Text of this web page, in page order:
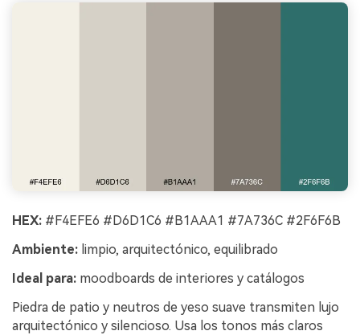
HEX: #F4EFE6 #D6D1C6 #B1AAA1 #7A736C #2F6F6B
Ambiente: limpio, arquitectónico, equilibrado
Ideal para: moodboards de interiores y catálogos
Piedra de patio y neutros de yeso suave transmiten lujo
arquitectónico y silencioso. Usa los tonos más claros